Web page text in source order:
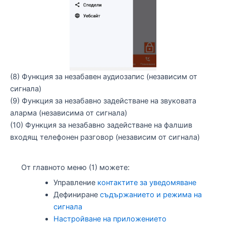
(8) Функция за незабавен аудиозапис (независим от
сигнала)
(9) Функция за незабавно задействане на звуковата
аларма (независима от сигнала)
(10) Функция за незабавно задействане на фалшив
входящ телефонен разговор (независим от сигнала)
От главното меню (1) можете:
Управление контактите за уведомяване
Дефиниране съдържанието и режима на
сигнала
Настройване на приложението